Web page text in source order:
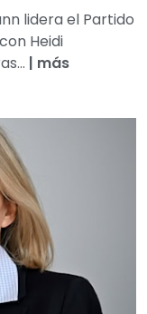
lidera el Partido
Heidi
| más